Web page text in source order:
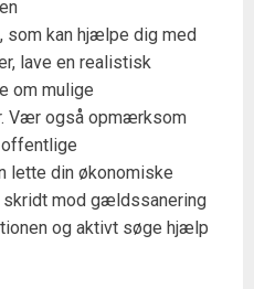
kan hjælpe dig med
lave en realistisk
om mulige
Vær også opmærksom
lette din økonomiske
skridt mod gældssanering
og aktivt søge hjælp